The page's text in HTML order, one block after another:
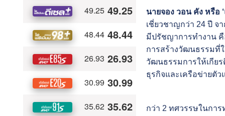
นายจอง วอน คัง หรือ
เชี่ยวชาญกว่า 24 ปี จ
มีปรัชญาการทำงาน คื
การสร้างวัฒนธรรมที่
วัฒนธรรมการให้เกีย
ธุรกิจและเครือข่ายตั
กว่า 2 ทศวรรษในกา